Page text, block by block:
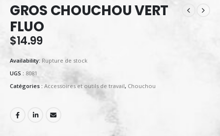
GROS CHOUCHOU VERT
FLUO
$14.99
Availability: Rupture de stock
UGS : 8081
Catégories : Accessoires et outils de travail, Chouchou